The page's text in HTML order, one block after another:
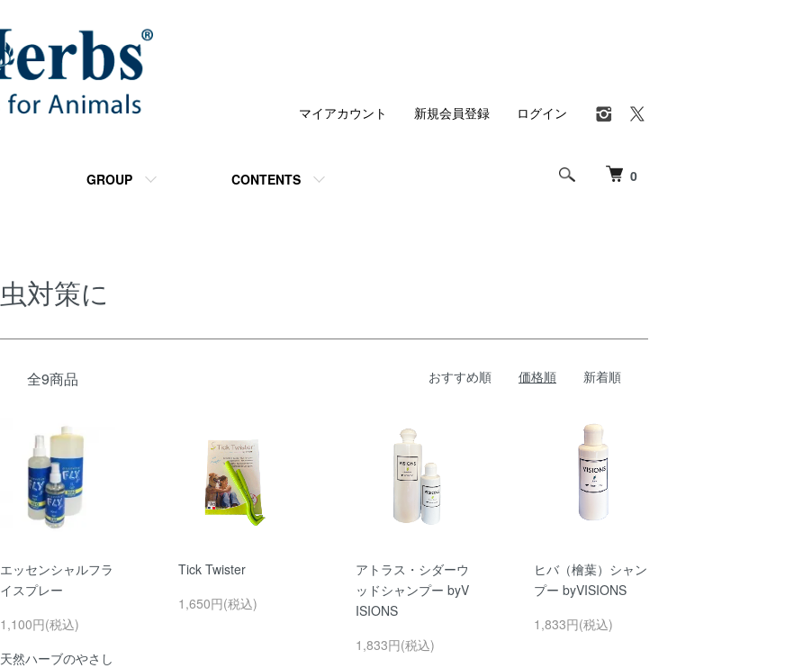
0
GROUP CONTENTS
マイアカウント 新規会員登録 ログイン
虫対策に
全9商品 おすすめ順 価格順 新着順
エッセンシャルフラ
イスプレー
1,100円(税込)
天然ハーブのやさし
Tick Twister
1,650円(税込)
アトラス・シダーウ
ッドシャンプー byV
ISIONS
1,833円(税込)
ヒバ（檜葉）シャン
プー byVISIONS
1,833円(税込)